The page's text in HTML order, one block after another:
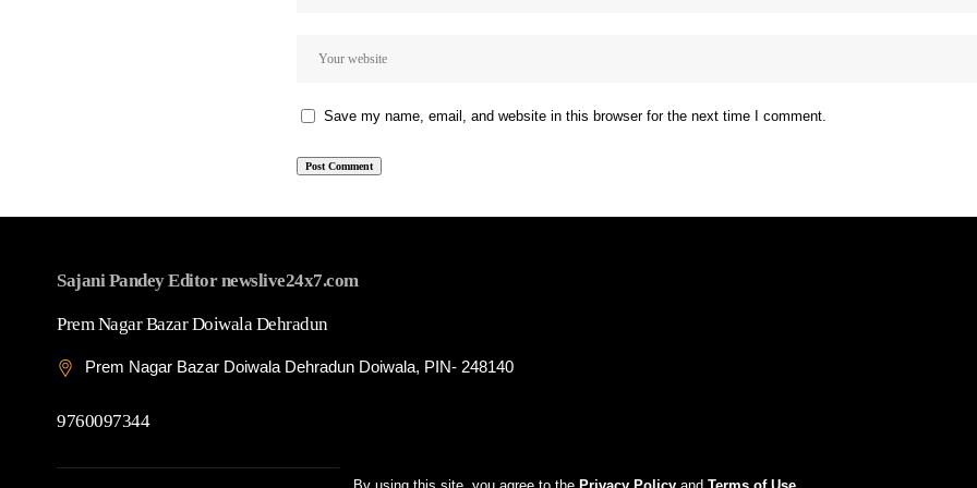
Save my name, email, and website in this browser for the next time I comment.
Sajani Pandey Editor newslive24x7.com
Prem Nagar Bazar Doiwala Dehradun
Prem Nagar Bazar Doiwala Dehradun Doiwala, PIN- 248140
9760097344